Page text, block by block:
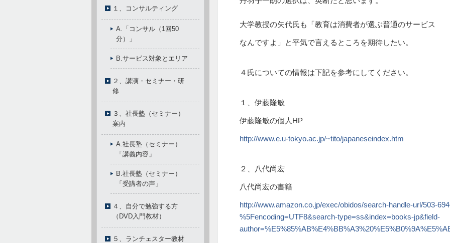
大学教授の矢代氏も「教育は消費者が選ぶ普通のサービス
なんですよ」と平気で言えるところを期待したい。
４氏についての情報は下記を参考にしてください。
１、伊藤隆敏
伊藤隆敏の個人HP
http://www.e.u-tokyo.ac.jp/~tito/japaneseindex.htm
２、八代尚宏
八代尚宏の書籍
http://www.amazon.co.jp/exec/obidos/search-handle-url/503-
%5Fencoding=UTF8&search-type=ss&index=books-jp&field-
１、コンサルティング
A.「コンサル（1回50
分）」
B.サービス対象とエリア
２、講演・セミナー・研
修
３、社長塾（セミナー）
案内
A.社長塾（セミナー）
「講義内容」
B.社長塾（セミナー）
「受講者の声」
４、自分で勉強する方
（DVD入門教材）
５、ランチェスター教材